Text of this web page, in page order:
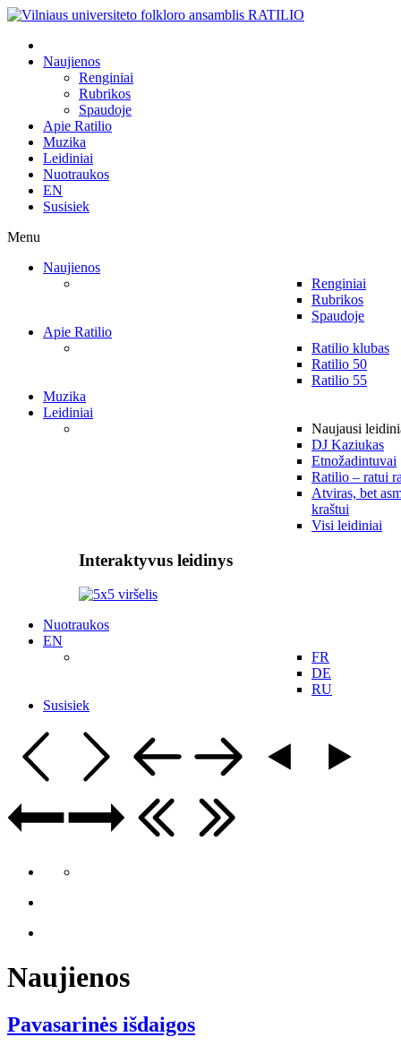
Naujienos
Renginiai
Rubrikos
Spaudoje
Apie Ratilio
Muzika
Leidiniai
Nuotraukos
EN
Susisiek
Menu
Naujienos
Renginiai
Rubrikos
Spaudoje
Apie Ratilio
Ratilio klubas
Ratilio 50
Ratilio 55
Muzika
Leidiniai
Naujausi
DJ Kaziukas
Etnožadintuvai
Ratilio – ratui
Atviras, bet
kraštui
Visi leidiniai
Interaktyvus leidinys
Nuotraukos
EN
FR
DE
RU
Susisiek
Naujienos
Pavasarinės išdaigos